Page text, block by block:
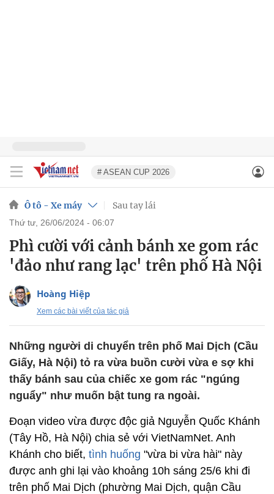
# ASEAN CUP 2026
Ô tô - Xe máy Sau tay lái
thứ tư, 26/06/2024 - 06:07
Phì cười với cảnh bánh xe gom rác
'đảo như rang lạc' trên phố Hà Nội
Hoàng Hiệp
Xem các bài viết của tác giả
Những người di chuyển trên phố Mai Dịch (Cầu
Giấy, Hà Nội) tỏ ra vừa buồn cười vừa e sợ khi
thấy bánh sau của chiếc xe gom rác "ngúng
nguẩy" như muốn bật tung ra ngoài.
Đoạn video vừa được độc giả Nguyễn Quốc Khánh
(Tây Hồ, Hà Nội) chia sẻ với VietNamNet. Anh
Khánh cho biết, tình huống "vừa bi vừa hài" này
được anh ghi lại vào khoảng 10h sáng 25/6 khi đi
trên phố Mai Dịch (phường Mai Dịch, quận Cầu